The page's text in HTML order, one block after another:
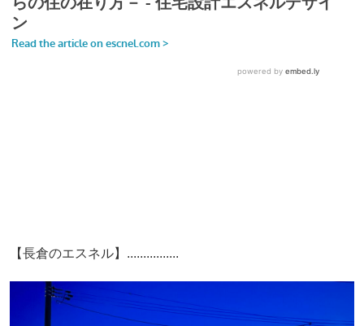
【長倉のエスネル】................